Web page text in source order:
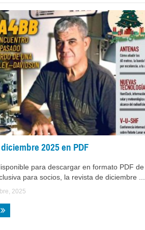
2025 en PDF
para descargar en formato PDF de
para socios, la revista de diciembre ...
2025